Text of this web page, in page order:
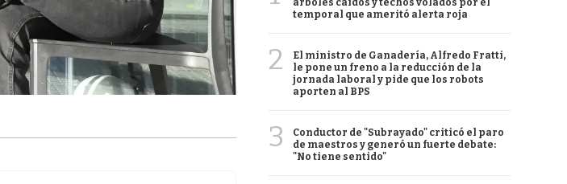
árboles caídos y techos volados por el
temporal que ameritó alerta roja
2
El ministro de Ganadería, Alfredo Fratti,
le pone un freno a la reducción de la
jornada laboral y pide que los robots
aporten al BPS
3
Conductor de "Subrayado" criticó el paro
de maestros y generó un fuerte debate:
"No tiene sentido"